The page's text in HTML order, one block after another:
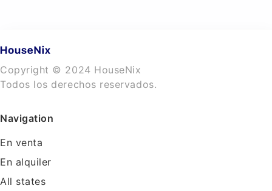
Copyright © 2024 HouseNix
Todos los derechos reservados.
Navigation
En venta
En alquiler
All states